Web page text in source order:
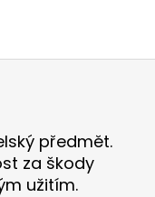
předmět.
za škody
užitím.